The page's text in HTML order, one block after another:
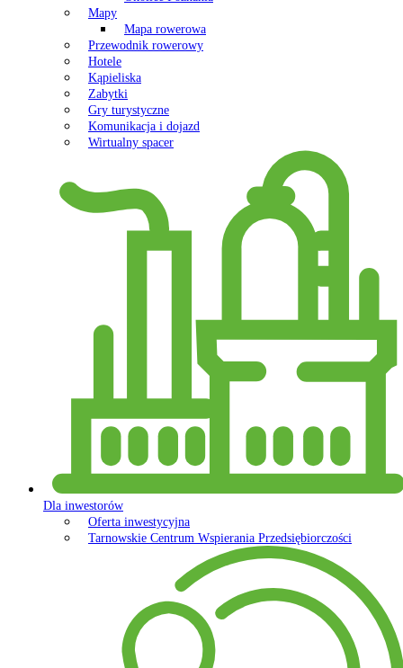
Mapy
Mapa rowerowa
Przewodnik rowerowy
Hotele
Kąpieliska
Zabytki
Gry turystyczne
Komunikacja i dojazd
Wirtualny spacer
Dla inwestorów
Oferta inwestycyjna
Tarnowskie Centrum Wspierania Przedsiębiorczości